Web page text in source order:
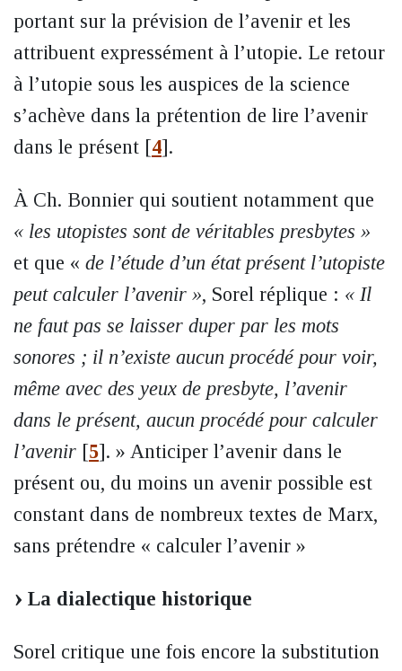
portant sur la prévision de l’avenir et les
attribuent expressément à l’utopie. Le retour
à l’utopie sous les auspices de la science
s’achève dans la prétention de lire l’avenir
dans le présent [4].
À Ch. Bonnier qui soutient notamment que
« les utopistes sont de véritables presbytes »
et que « de l’étude d’un état présent l’utopiste
peut calculer l’avenir », Sorel réplique : « Il
ne faut pas se laisser duper par les mots
sonores ; il n’existe aucun procédé pour voir,
même avec des yeux de presbyte, l’avenir
dans le présent, aucun procédé pour calculer
l’avenir [5]. » Anticiper l’avenir dans le
présent ou, du moins un avenir possible est
constant dans de nombreux textes de Marx,
sans prétendre « calculer l’avenir »
La dialectique historique
Sorel critique une fois encore la substitution